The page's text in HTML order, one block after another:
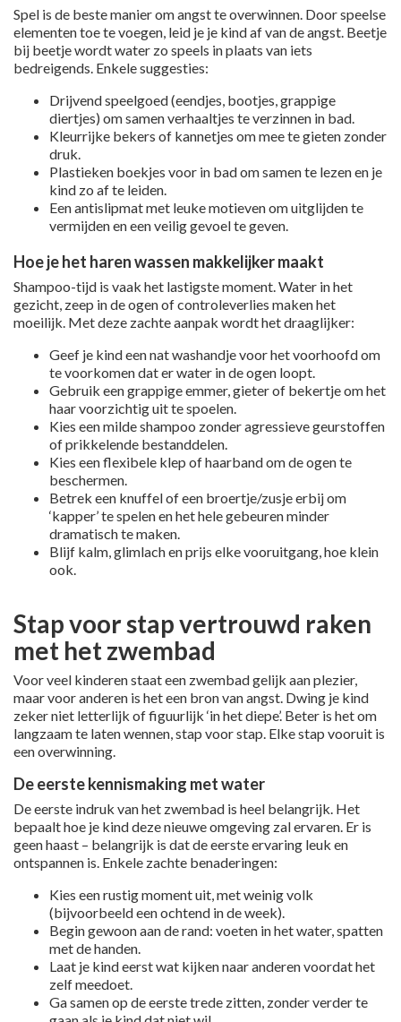
Spel is de beste manier om angst te overwinnen. Door speelse
elementen toe te voegen, leid je je kind af van de angst. Beetje
bij beetje wordt water zo speels in plaats van iets
bedreigends. Enkele suggesties:
Drijvend speelgoed (eendjes, bootjes, grappige
diertjes) om samen verhaaltjes te verzinnen in bad.
Kleurrijke bekers of kannetjes om mee te gieten zonder
druk.
Plastieken boekjes voor in bad om samen te lezen en je
kind zo af te leiden.
Een antislipmat met leuke motieven om uitglijden te
vermijden en een veilig gevoel te geven.
Hoe je het haren wassen makkelijker maakt
Shampoo-tijd is vaak het lastigste moment. Water in het
gezicht, zeep in de ogen of controleverlies maken het
moeilijk. Met deze zachte aanpak wordt het draaglijker:
Geef je kind een nat washandje voor het voorhoofd om
te voorkomen dat er water in de ogen loopt.
Gebruik een grappige emmer, gieter of bekertje om het
haar voorzichtig uit te spoelen.
Kies een milde shampoo zonder agressieve geurstoffen
of prikkelende bestanddelen.
Kies een flexibele klep of haarband om de ogen te
beschermen.
Betrek een knuffel of een broertje/zusje erbij om
‘kapper’ te spelen en het hele gebeuren minder
dramatisch te maken.
Blijf kalm, glimlach en prijs elke vooruitgang, hoe klein
ook.
Stap voor stap vertrouwd raken
met het zwembad
Voor veel kinderen staat een zwembad gelijk aan plezier,
maar voor anderen is het een bron van angst. Dwing je kind
zeker niet letterlijk of figuurlijk ‘in het diepe’. Beter is het om
langzaam te laten wennen, stap voor stap. Elke stap vooruit is
een overwinning.
De eerste kennismaking met water
De eerste indruk van het zwembad is heel belangrijk. Het
bepaalt hoe je kind deze nieuwe omgeving zal ervaren. Er is
geen haast – belangrijk is dat de eerste ervaring leuk en
ontspannen is. Enkele zachte benaderingen:
Kies een rustig moment uit, met weinig volk
(bijvoorbeeld een ochtend in de week).
Begin gewoon aan de rand: voeten in het water, spatten
met de handen.
Laat je kind eerst wat kijken naar anderen voordat het
zelf meedoet.
Ga samen op de eerste trede zitten, zonder verder te